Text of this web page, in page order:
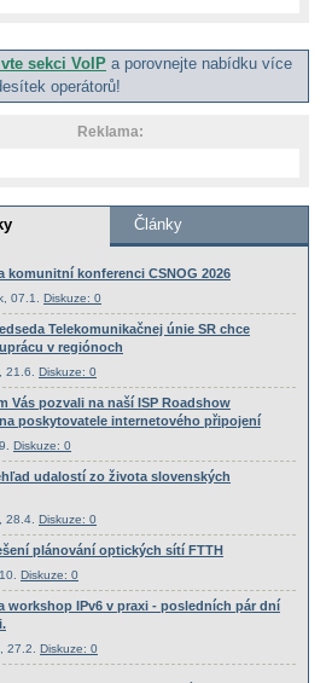
sekci VoIP a porovnejte nabídku více
operátorů!
Reklama: